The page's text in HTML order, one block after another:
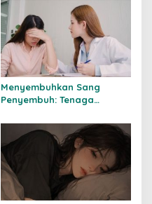
Menyembuhkan Sang
Penyembuh: Tenaga
Empati